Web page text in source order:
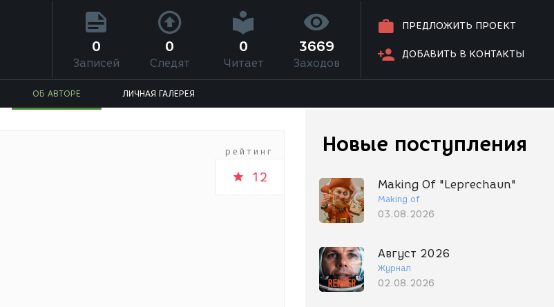
ПРЕДЛОЖИТЬ ПРОЕКТ
ДОБАВИТЬ В КОНТАКТЫ
0
Записей
0
Следят
0
Читает
3669
Заходов
ОБ АВТОРЕ ЛИЧНАЯ ГАЛЕРЕЯ
Новые поступления
Making Of "Leprechaun"
Making of
03.08.2026
Август 2026
Журнал
02.08.2026
рейтинг
12